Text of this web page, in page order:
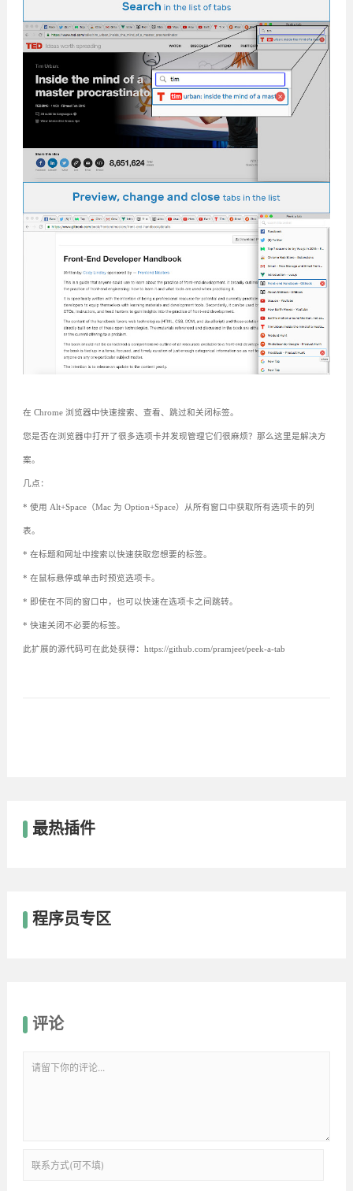
在 Chrome 浏览器中快速搜索、查看、跳过和关闭标签。
您是否在浏览器中打开了很多选项卡并发现管理它们很麻烦？那么这里是解决方
案。
几点：
* 使用 Alt+Space（Mac 为 Option+Space）从所有窗口中获取所有选项卡的列
表。
* 在标题和网址中搜索以快速获取您想要的标签。
* 在鼠标悬停或单击时预览选项卡。
* 即使在不同的窗口中，也可以快速在选项卡之间跳转。
* 快速关闭不必要的标签。
此扩展的源代码可在此处获得：https://github.com/pramjeet/peek-a-tab
最热插件
程序员专区
评论